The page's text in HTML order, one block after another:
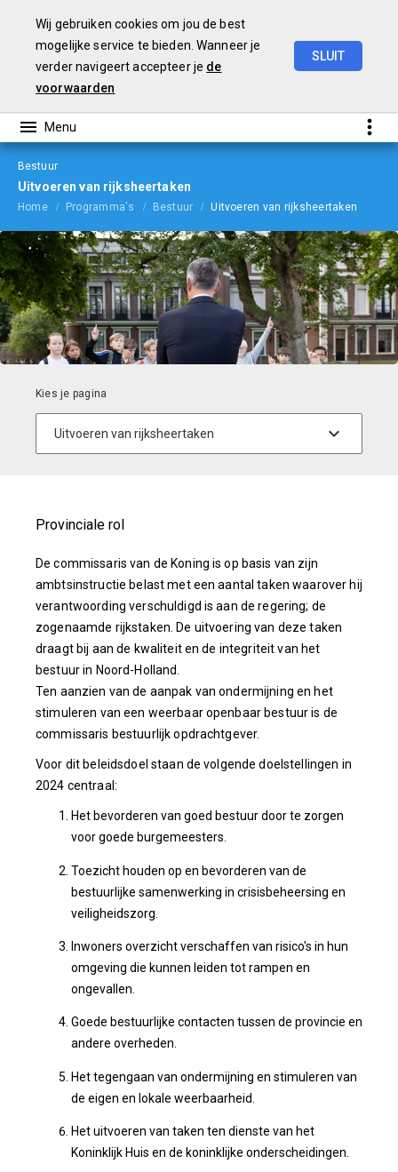
Wij gebruiken cookies om jou de best
mogelijke service te bieden. Wanneer je
verder navigeert accepteer je de
voorwaarden
SLUIT
Bestuur
Uitvoeren van rijksheertaken
Home Programma's Bestuur Uitvoeren van rijksheertaken
Provinciale rol
De commissaris van de Koning is op basis van zijn
ambtsinstructie belast met een aantal taken waarover hij
verantwoording verschuldigd is aan de regering; de
zogenaamde rijkstaken. De uitvoering van deze taken
draagt bij aan de kwaliteit en de integriteit van het
bestuur in Noord-Holland.
Ten aanzien van de aanpak van ondermijning en het
stimuleren van een weerbaar openbaar bestuur is de
commissaris bestuurlijk opdrachtgever.
Voor dit beleidsdoel staan de volgende doelstellingen in
2024 centraal:
Het bevorderen van goed bestuur door te zorgen
voor goede burgemeesters.
Toezicht houden op en bevorderen van de
bestuurlijke samenwerking in crisisbeheersing en
veiligheidszorg.
Inwoners overzicht verschaffen van risico's in hun
omgeving die kunnen leiden tot rampen en
ongevallen.
Goede bestuurlijke contacten tussen de provincie en
andere overheden.
Het tegengaan van ondermijning en stimuleren van
de eigen en lokale weerbaarheid.
Het uitvoeren van taken ten dienste van het
Koninklijk Huis en de koninklijke onderscheidingen.